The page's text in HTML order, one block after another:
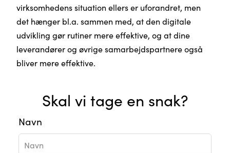
virksomhedens situation ellers er uforandret, men
det hænger bl.a. sammen med, at den digitale
udvikling gør rutiner mere effektive, og at dine
leverandører og øvrige samarbejdspartnere også
bliver mere effektive.
Skal vi tage en snak?
Leave
this
field
Navn